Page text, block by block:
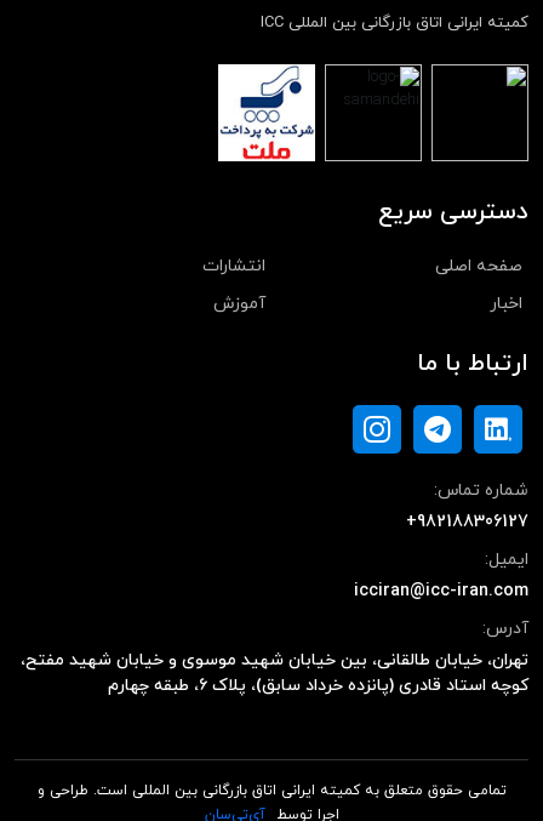
کمیته ایرانی اتاق بازرگانی بین المللی ICC
دسترسی سریع
صفحه اصلی
انتشارات
اخبار
آموزش
ارتباط با ما
شماره تماس:
+982188306127
ایمیل:
icciran@icc-iran.com
آدرس:
تهران، خیابان طالقانی، بین خیابان شهید موسوی و خیابان شهید مفتح،
کوچه استاد قادری (پانزده خرداد سابق)، پلاک ۶، طبقه چهارم
تمامی حقوق متعلق به کمیته ایرانی اتاق بازرگانی بین المللی است. طراحی و
اجرا توسط
آی‌تی‌سان